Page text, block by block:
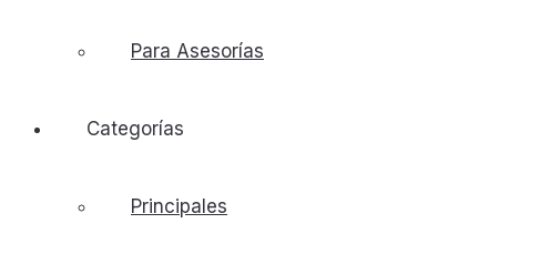
Para Asesorías
Categorías
Principales